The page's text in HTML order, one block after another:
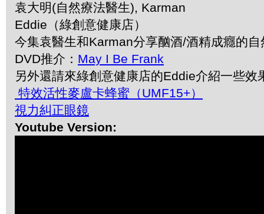
袁大明(自然療法醫生), Karman
Eddie（綠創意健康店）
今集袁醫生和Karman分享酗酒/酒精成癮的自
DVD推介： May I Be Frank
另外還請來綠創意健康店的Eddie介紹一些效
特效活性麥盧卡蜂蜜（UMF15+）
視力糾正眼鏡
Youtube Version: